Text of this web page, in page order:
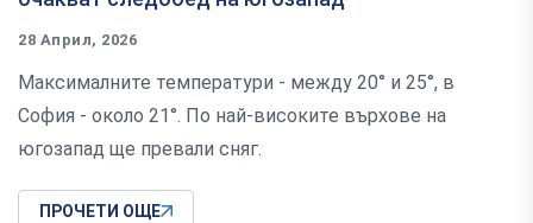
28 Април, 2026
Максималните температури - между 20° и 25°, в
София - около 21°. По най-високите върхове на
югозапад ще превали сняг.
ПРОЧЕТИ ОЩЕ